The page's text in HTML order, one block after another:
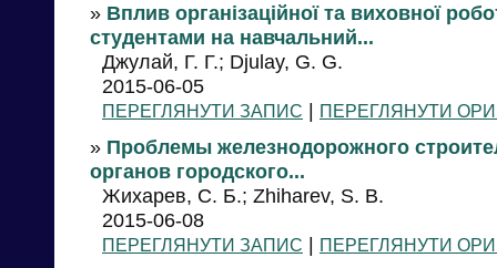
» Вплив організаційної та виховної
студентами на навчальний...
Джулай, Г. Г.; Djulay, G. G.
2015-06-05
ПЕРЕГЛЯНУТИ ЗАПИС | ПЕРЕГЛЯНУТИ
» Проблемы железнодорожного
органов городского...
Жихарев, С. Б.; Zhiharev, S. B.
2015-06-08
ПЕРЕГЛЯНУТИ ЗАПИС | ПЕРЕГЛЯНУТИ